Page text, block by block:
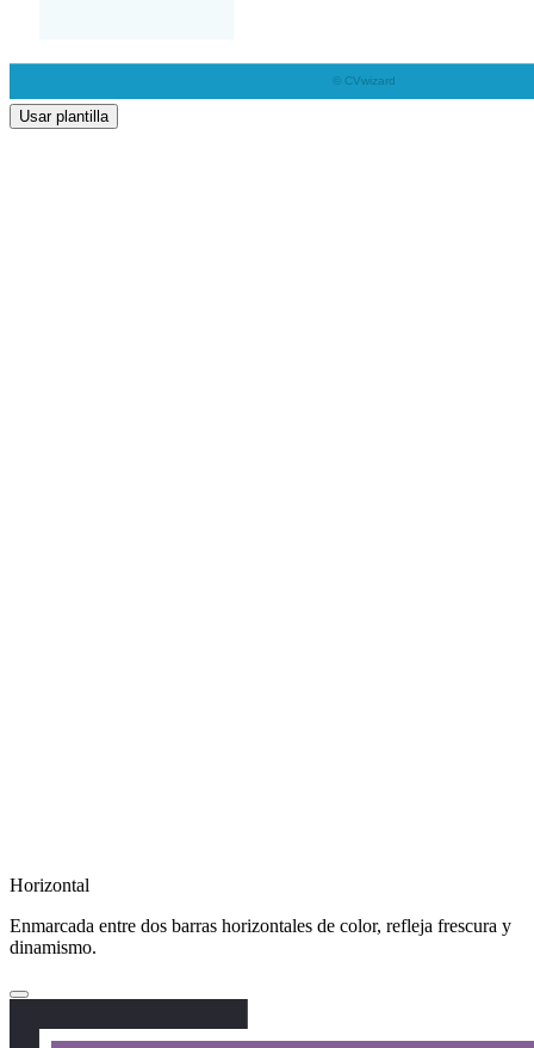
Usar plantilla
Horizontal
Enmarcada entre dos barras horizontales de color, refleja frescura y
dinamismo.